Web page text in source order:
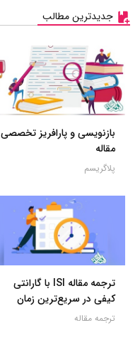
جدیدترین مطالب
بازنویسی و پارافریز تخصصی
مقاله
پلاگریسم
ترجمه مقاله ISI با گارانتی
کیفی در سریع‌ترین زمان
ترجمه مقاله